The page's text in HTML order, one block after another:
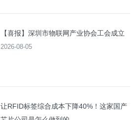
【喜报】深圳市物联网产业协会工会成立
2026-08-05
让RFID标签综合成本下降40%！这家国产